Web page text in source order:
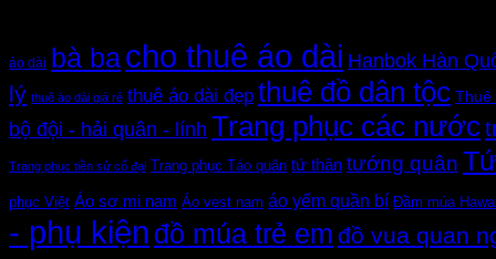
áo dài bà bacho thuê áo dài Hanbok Hàn
lý thuê áo dài giá rẻ thuê áo dài đẹp thuê đồ dân tộc Thuê
bộ đội - hải quân - lính Trang phục các nước
Trang phục tiền sử cổ đại Trang phục Táo quân tứ thân tướng quân
phục Việt Áo sơ mi nam Áo vest nam áo yếm quần bí Đầm múa Hawai
- phụ kiện đồ múa trẻ em đồ vua quan